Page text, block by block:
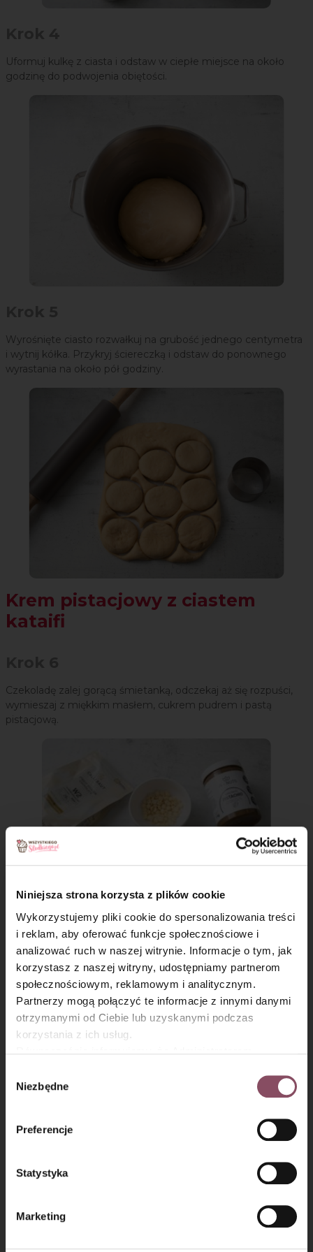
Niniejsza strona korzysta z plików cookie
Wykorzystujemy pliki cookie do spersonalizowania treści
i reklam, aby oferować funkcje społecznościowe i
analizować ruch w naszej witrynie. Informacje o tym, jak
korzystasz z naszej witryny, udostępniamy partnerom
społecznościowym, reklamowym i analitycznym.
Partnerzy mogą połączyć te informacje z innymi danymi
otrzymanymi od Ciebie lub uzyskanymi podczas
korzystania z ich usług.
Gdańsk (80-339) adres: Dickmana 14/15 więcej
informacji o przetwarzaniu danych osobowych oraz
Polityce
prywatności.
zgody
Niezbędne
Preferencje
Statystyka
Marketing
Uformuj kulkę z ciasta i odstaw w ciepłe miejsce na około
godzinę do podwojenia obiętości.
Wyrośnięte ciasto rozwałkuj na grubość jednego centymetra
i wytnij kółka. Przykryj ściereczką i odstaw do ponownego
wyrastania na około pół godziny.
Krem pistacjowy z ciastem
kataifi
Czekoladę zalej gorącą śmietanką, odczekaj aż się rozpuści,
wymieszaj z miękkim masłem, cukrem pudrem i pastą
pistacjową.
Chrupka z ciasta kataifi
Do kremu pistacjowego dodaj uprażone i posiekane drobno
ciasto kataifi.
×